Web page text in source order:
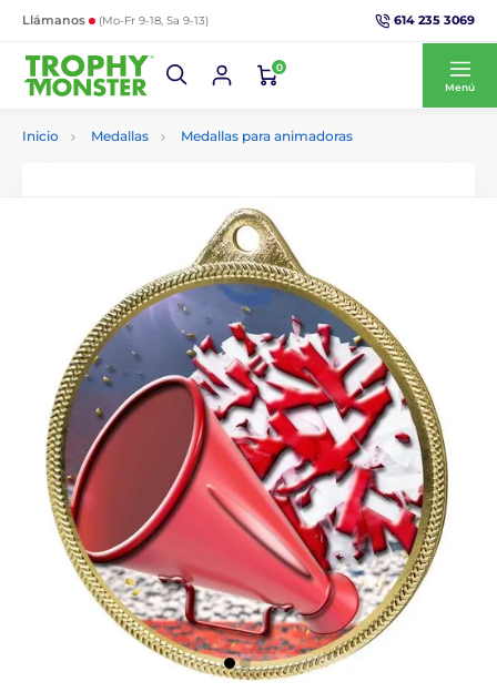
Llámanos (Mo-Fr 9-18, Sa 9-13) 614 235 3069
0
Menú
Inicio Medallas Medallas para animadoras